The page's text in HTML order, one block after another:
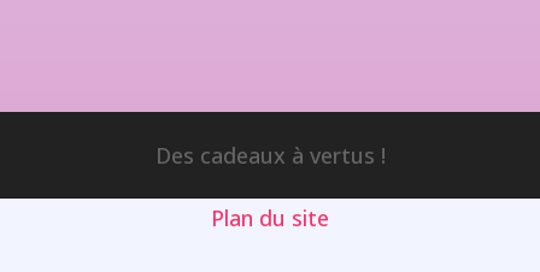
Des cadeaux à vertus !
Plan du site